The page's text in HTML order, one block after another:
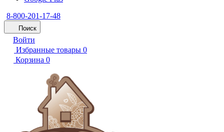
8-800-201-17-48
Поиск
Войти
Избранные товары 0
Корзина 0